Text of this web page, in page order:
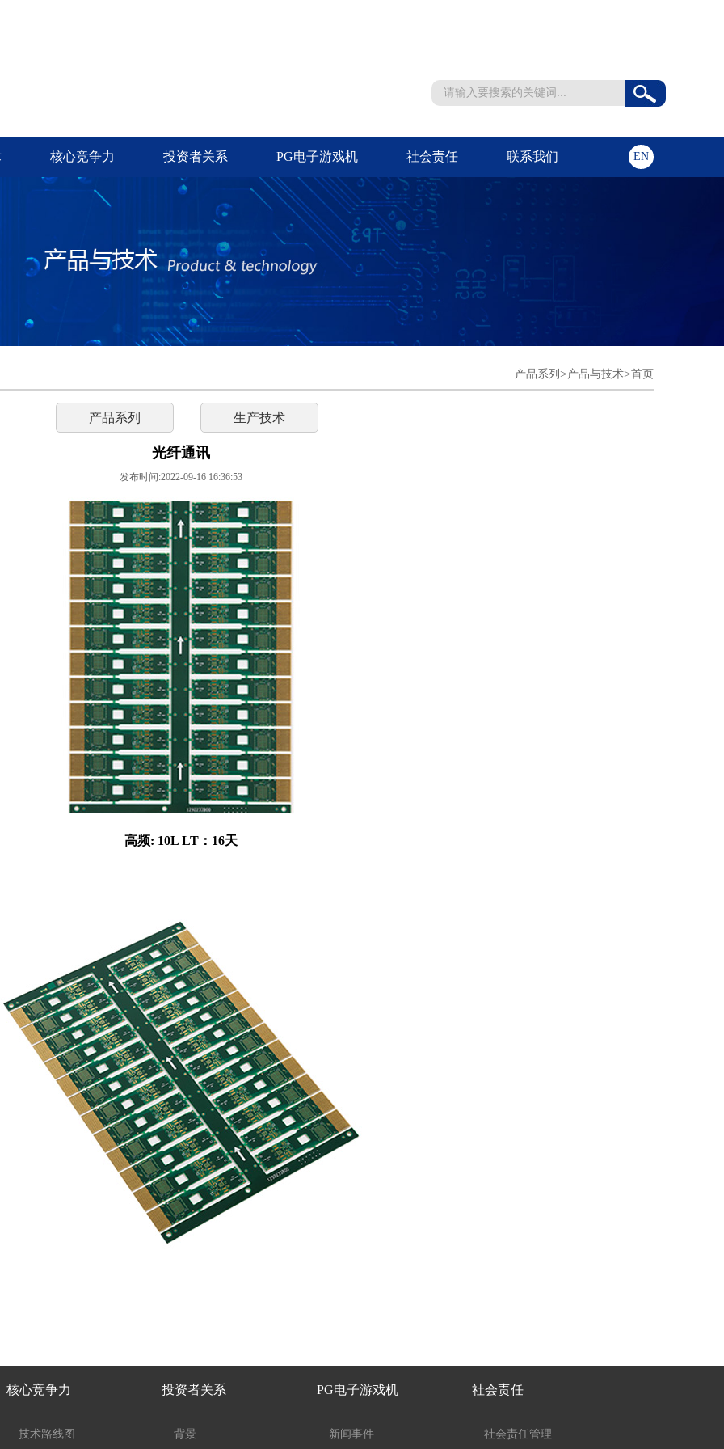
核心竞争力 投资者关系 PG电子游戏机 社会责任 联系我们 EN
首页
>
产品与技术
>
产品系列
产品系列 生产技术
光纤通讯
发布时间:2022-09-16 16:36:53
高频: 10L LT：16天
核心竞争力
技术路线图
投资者关系
背景
PG电子游戏机
新闻事件
社会责任
社会责任管理